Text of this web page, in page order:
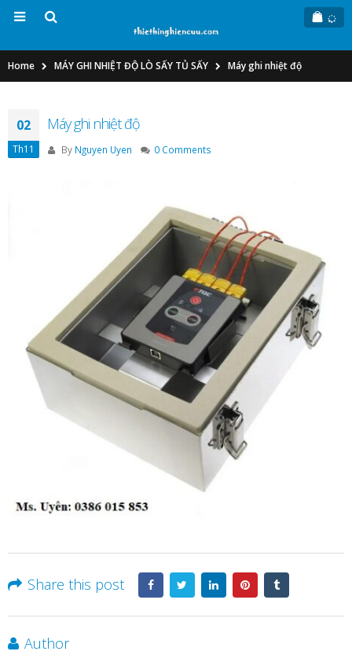
Home MÁY GHI NHIỆT ĐỘ LÒ SẤY TỦ SẤY Máy ghi nhiệt độ
02
Th11
Máy ghi nhiệt độ
By Nguyen Uyen 0 Comments
Share this post
Author